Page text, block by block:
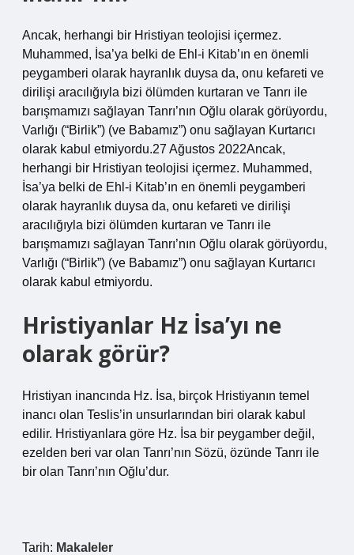
Ancak, herhangi bir Hristiyan teolojisi içermez.
Muhammed, İsa’ya belki de Ehl-i Kitab’ın en önemli
peygamberi olarak hayranlık duysa da, onu kefareti ve
dirilişi aracılığıyla bizi ölümden kurtaran ve Tanrı ile
barışmamızı sağlayan Tanrı’nın Oğlu olarak görüyordu,
Varlığı (“Birlik”) (ve Babamız”) onu sağlayan Kurtarıcı
olarak kabul etmiyordu.27 Ağustos 2022Ancak,
herhangi bir Hristiyan teolojisi içermez. Muhammed,
İsa’ya belki de Ehl-i Kitab’ın en önemli peygamberi
olarak hayranlık duysa da, onu kefareti ve dirilişi
aracılığıyla bizi ölümden kurtaran ve Tanrı ile
barışmamızı sağlayan Tanrı’nın Oğlu olarak görüyordu,
Varlığı (“Birlik”) (ve Babamız”) onu sağlayan Kurtarıcı
olarak kabul etmiyordu.
Hristiyanlar Hz İsa’yı ne
olarak görür?
Hristiyan inancında Hz. İsa, birçok Hristiyanın temel
inancı olan Teslis’in unsurlarından biri olarak kabul
edilir. Hristiyanlara göre Hz. İsa bir peygamber değil,
ezelden beri var olan Tanrı’nın Sözü, özünde Tanrı ile
bir olan Tanrı’nın Oğlu’dur.
Tarih: Makaleler